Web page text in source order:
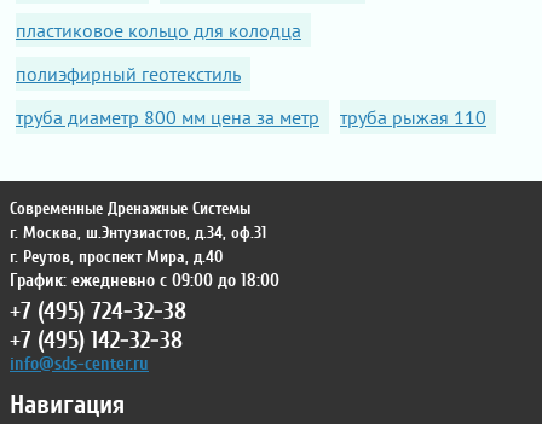
пластиковое кольцо для колодца
полиэфирный геотекстиль
труба диаметр 800 мм цена за метр
труба рыжая 110
Навигация
Современные Дренажные Системы
г. Москва, ш.Энтузиастов, д.34, оф.31
г. Реутов, проспект Мира, д.40
График: ежедневно с 09:00 до 18:00
+7 (495) 724-32-38
+7 (495) 142-32-38
info@sds-center.ru